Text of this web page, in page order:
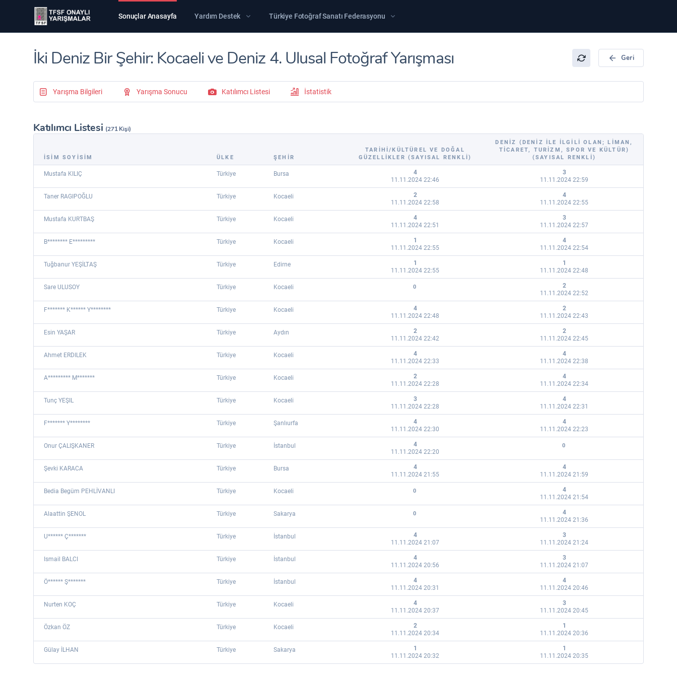
Sonuçlar Anasayfa Yardım Destek Türkiye Fotoğraf Sanatı Federasyonu
İki Deniz Bir Şehir: Kocaeli ve Deniz 4. Ulusal Fotoğraf Yarışması Geri
Yarışma Bilgileri Yarışma Sonucu Katılımcı Listesi İstatistik
Katılımcı Listesi (271 Kişi)
İSİM SOYİSİM ÜLKE ŞEHİR
TARIHI/KÜLTÜREL VE DOĞAL
GÜZELLIKLER (SAYISAL RENKLI)
DENIZ (DENIZ ILE ILGILI OLAN; LIMAN,
TICARET, TURIZM, SPOR VE KÜLTÜR)
(SAYISAL RENKLI)
Mustafa KILIÇ Türkiye Bursa
4
11.11.2024 22:46
3
11.11.2024 22:59
Taner RAGIPOĞLU Türkiye Kocaeli
2
11.11.2024 22:58
4
11.11.2024 22:55
Mustafa KURTBAŞ Türkiye Kocaeli
4
11.11.2024 22:51
3
11.11.2024 22:57
B******** E********* Türkiye Kocaeli
1
11.11.2024 22:55
4
11.11.2024 22:54
Tuğbanur YEŞİLTAŞ Türkiye Edirne
1
11.11.2024 22:55
1
11.11.2024 22:48
Sare ULUSOY Türkiye Kocaeli 0
2
11.11.2024 22:52
F******* K****** Y******** Türkiye Kocaeli
4
11.11.2024 22:48
2
11.11.2024 22:43
Esin YAŞAR Türkiye Aydın
2
11.11.2024 22:42
2
11.11.2024 22:45
Ahmet ERDILEK Türkiye Kocaeli
4
11.11.2024 22:33
4
11.11.2024 22:38
A********* M******* Türkiye Kocaeli
2
11.11.2024 22:28
4
11.11.2024 22:34
Tunç YEŞIL Türkiye Kocaeli
3
11.11.2024 22:28
4
11.11.2024 22:31
F******* Y******** Türkiye Şanlıurfa
4
11.11.2024 22:30
4
11.11.2024 22:23
Onur ÇALIŞKANER Türkiye İstanbul
4
11.11.2024 22:20
0
Şevki KARACA Türkiye Bursa
4
11.11.2024 21:55
4
11.11.2024 21:59
Bedia Begüm PEHLİVANLI Türkiye Kocaeli 0
4
11.11.2024 21:54
Alaattin ŞENOL Türkiye Sakarya 0
4
11.11.2024 21:36
U****** Ç******* Türkiye İstanbul
4
11.11.2024 21:07
3
11.11.2024 21:24
Ismail BALCI Türkiye İstanbul
4
11.11.2024 20:56
3
11.11.2024 21:07
Ö****** Ş******* Türkiye İstanbul
4
11.11.2024 20:31
4
11.11.2024 20:46
Nurten KOÇ Türkiye Kocaeli
4
11.11.2024 20:37
3
11.11.2024 20:45
Özkan ÖZ Türkiye Kocaeli
2
11.11.2024 20:34
1
11.11.2024 20:36
Gülay İLHAN Türkiye Sakarya
1
11.11.2024 20:32
1
11.11.2024 20:35